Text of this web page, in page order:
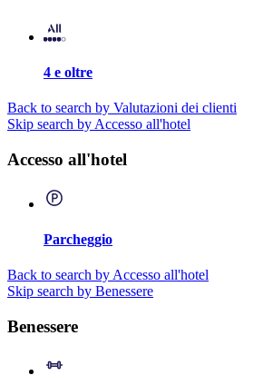
4 e oltre
Back to search by Valutazioni dei clienti
Skip search by Accesso all'hotel
Accesso all'hotel
Parcheggio
Back to search by Accesso all'hotel
Skip search by Benessere
Benessere